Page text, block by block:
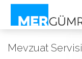
Mevzuat Servisi